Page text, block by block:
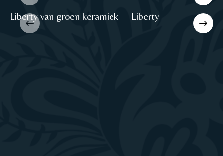
Liberty van groen keramiek Liberty